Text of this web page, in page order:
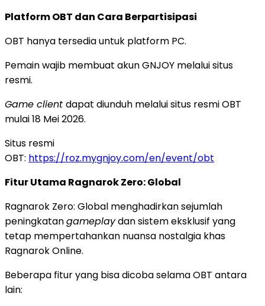
Platform OBT dan Cara Berpartisipasi
OBT hanya tersedia untuk platform PC.
Pemain wajib membuat akun GNJOY melalui situs
resmi.
Game client dapat diunduh melalui situs resmi OBT
mulai 18 Mei 2026.
Situs resmi
OBT: https://roz.mygnjoy.com/en/event/obt
Fitur Utama Ragnarok Zero: Global
Ragnarok Zero: Global menghadirkan sejumlah
peningkatangameplaydan sistem eksklusif yang
tetap mempertahankan nuansa nostalgia khas
Ragnarok Online.
Beberapa fitur yang bisa dicoba selama OBT antara
lain: